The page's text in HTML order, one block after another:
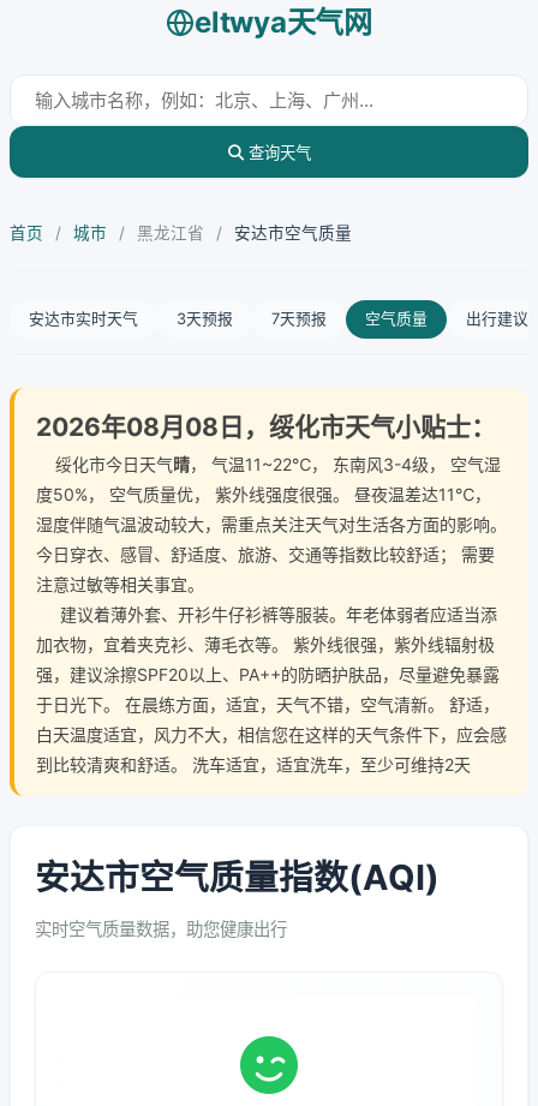
eltwya天气网
查询天气
首页 / 城市 / 黑龙江省 / 安达市空气质量
安达市实时天气 3天预报 7天预报 空气质量 出行建议
2026年08月08日，绥化市天气小贴士：
绥化市今日天气晴， 气温11~22℃， 东南风3-4级， 空气湿
度50%， 空气质量优， 紫外线强度很强。 昼夜温差达11℃，
湿度伴随气温波动较大，需重点关注天气对生活各方面的影响。
今日穿衣、感冒、舒适度、旅游、交通等指数比较舒适； 需要
注意过敏等相关事宜。
建议着薄外套、开衫牛仔衫裤等服装。年老体弱者应适当添
加衣物，宜着夹克衫、薄毛衣等。 紫外线很强，紫外线辐射极
强，建议涂擦SPF20以上、PA++的防晒护肤品，尽量避免暴露
于日光下。 在晨练方面，适宜，天气不错，空气清新。 舒适，
白天温度适宜，风力不大，相信您在这样的天气条件下，应会感
到比较清爽和舒适。 洗车适宜，适宜洗车，至少可维持2天
安达市空气质量指数(AQI)
实时空气质量数据，助您健康出行